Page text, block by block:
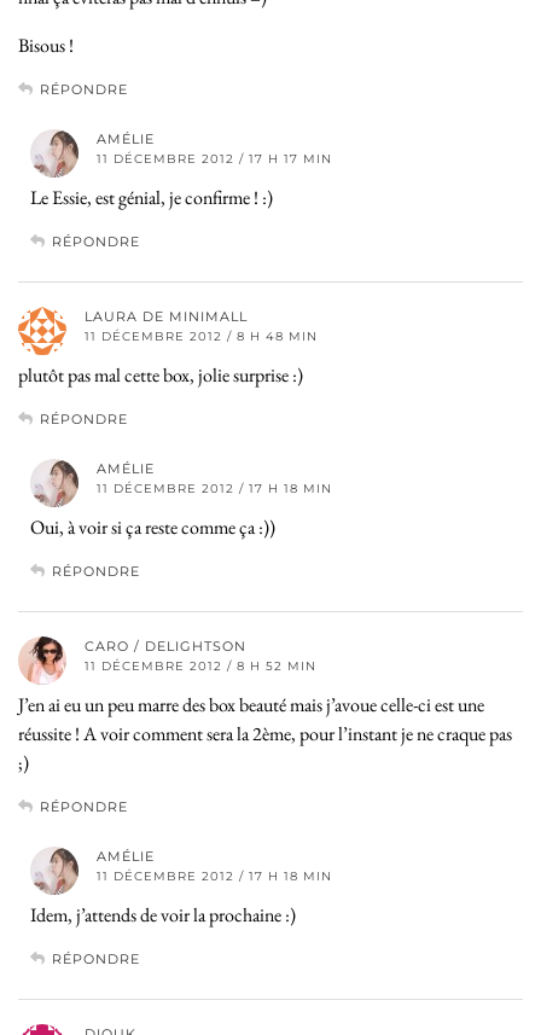
Bisous !
RÉPONDRE
AMÉLIE
11 DÉCEMBRE 2012 / 17 H 17 MIN
Le Essie, est génial, je confirme ! :)
RÉPONDRE
LAURA DE MINIMALL
11 DÉCEMBRE 2012 / 8 H 48 MIN
plutôt pas mal cette box, jolie surprise :)
RÉPONDRE
AMÉLIE
11 DÉCEMBRE 2012 / 17 H 18 MIN
Oui, à voir si ça reste comme ça :))
RÉPONDRE
CARO / DELIGHTSON
11 DÉCEMBRE 2012 / 8 H 52 MIN
J’en ai eu un peu marre des box beauté mais j’avoue celle-ci est une
réussite ! A voir comment sera la 2ème, pour l’instant je ne craque pas
;)
RÉPONDRE
AMÉLIE
11 DÉCEMBRE 2012 / 17 H 18 MIN
Idem, j’attends de voir la prochaine :)
RÉPONDRE